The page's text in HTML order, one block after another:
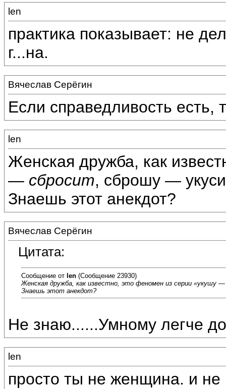
len
практика показывает: не
г...на.
Вячеслав Серёгин
Если справедливость есть,
len
Женская дружба, как
— сбросит, сброшу —
Знаешь этот анекдот?
Вячеслав Серёгин
Цитата:
Сообщение от len (Сообщение 23930)
Женская дружба, как известно, это феномен из серии «укушу
Знаешь этот анекдот?
Не знаю......Умному легче
len
просто ты не женщина. и не